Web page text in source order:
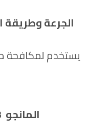
الجرعة وطريقة
يستخدم لمكافحة
: المانجو 3 أيام